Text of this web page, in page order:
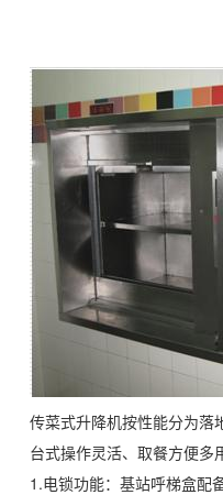
传菜式升降机按性能分为落
台式操作灵活、取餐方便多
1.电锁功能：基站呼梯盒配